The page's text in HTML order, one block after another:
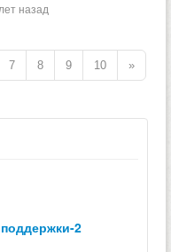
назад
7 8 9 10 »
2